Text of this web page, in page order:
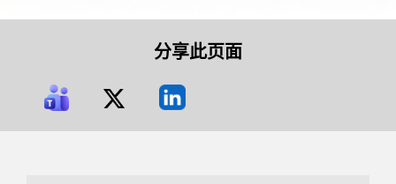
分享此页面